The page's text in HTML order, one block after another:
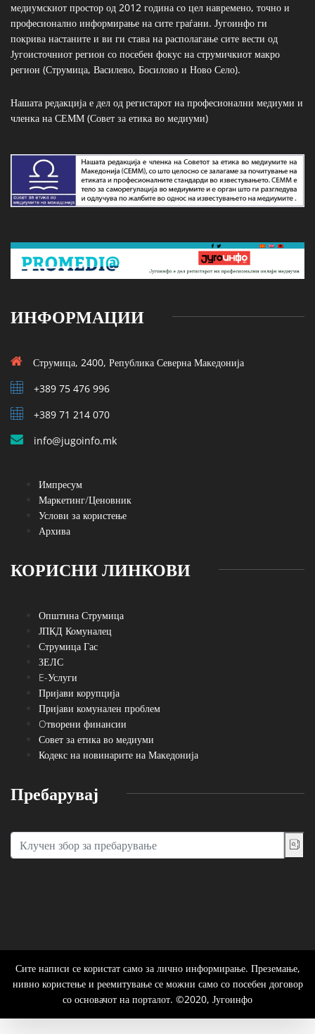
медиумскиот простор од 2012 година со цел навремено, точно и
професионално информирање на сите граѓани. Југоинфо ги
покрива настаните и ви ги става на располагање сите вести од
Југоисточниот регион со посебен фокус на струмичкиот макро
регион (Струмица, Василево, Босилово и Ново Село).
Нашата редакција е дел од регистарот на професионални медиуми и
членка на СЕММ (Совет за етика во медиуми)
ИНФОРМАЦИИ
Струмица, 2400, Република Северна Македонија
+389 75 476 996
+389 71 214 070
info@jugoinfo.mk
Импресум
Маркетинг/Ценовник
Услови за користење
Архива
КОРИСНИ ЛИНКОВИ
Општина Струмица
ЈПКД Комуналец
Струмица Гас
ЗЕЛС
E-Услуги
Пријави корупција
Пријави комунален проблем
Oтворени финансии
Совет за етика во медиуми
Кодекс на новинарите на Македонија
Пребарувај
Сите написи се користат само за лично информирање. Преземање,
нивно користење и реемитување се можни само со посебен договор
со основачот на порталот. ©2020, Југоинфо